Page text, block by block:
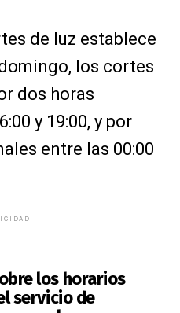
de luz establece
los cortes
dos horas
y 19:00, y por
entre las 00:00
los horarios
servicio de